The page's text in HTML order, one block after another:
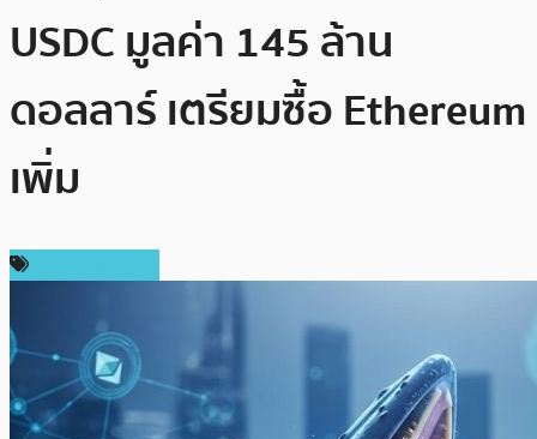
USDC มูลค่า 145 ล้าน
ดอลลาร์ เตรียมซื้อ Ethereum
เพิ่ม